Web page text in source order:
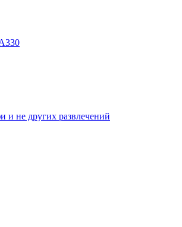
и не других развлечений